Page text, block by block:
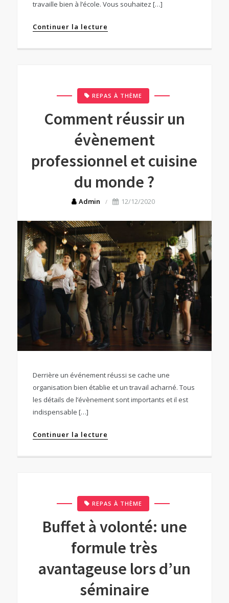
travaille bien à l’école. Vous souhaitez […]
Continuer la lecture
REPAS À THÈME
Comment réussir un
évènement
professionnel et cuisine
du monde ?
Admin 12/12/2020
Derrière un événement réussi se cache une
organisation bien établie et un travail acharné. Tous
les détails de l’évènement sont importants et il est
indispensable […]
Continuer la lecture
REPAS À THÈME
Buffet à volonté: une
formule très
avantageuse lors d’un
séminaire